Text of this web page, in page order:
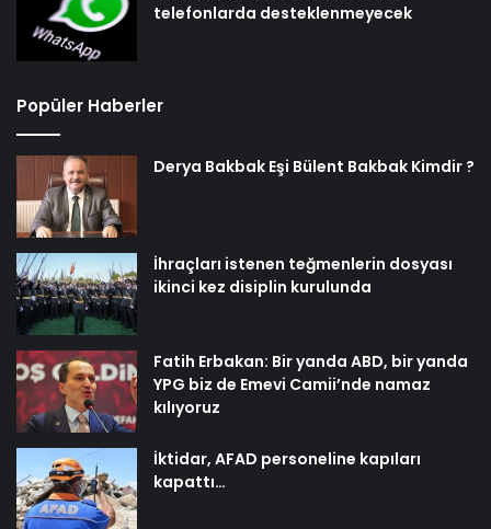
telefonlarda desteklenmeyecek
Popüler Haberler
Derya Bakbak Eşi Bülent Bakbak Kimdir ?
İhraçları istenen teğmenlerin dosyası
ikinci kez disiplin kurulunda
Fatih Erbakan: Bir yanda ABD, bir yanda
YPG biz de Emevi Camii’nde namaz
kılıyoruz
İktidar, AFAD personeline kapıları
kapattı…